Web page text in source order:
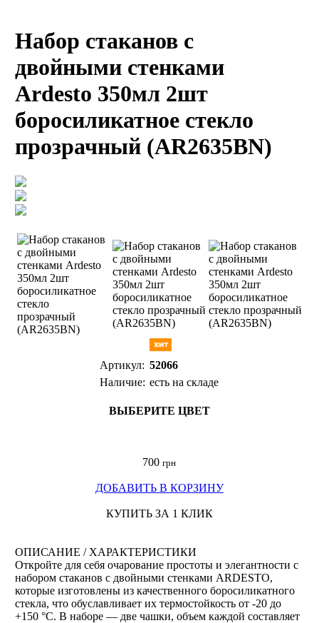
Набор стаканов с
двойными стенками
Ardesto 350мл 2шт
боросиликатное стекло
прозрачный (AR2635BN)
Артикул: 52066
Наличие: есть на складе
ВЫБЕРИТЕ ЦВЕТ
700грн
ДОБАВИТЬ В КОРЗИНУ
КУПИТЬ ЗА 1 КЛИК
ОПИСАНИЕ / ХАРАКТЕРИСТИКИ
Откройте для себя очарование простоты и элегантности с
набором стаканов с двойными стенками ARDESTO,
которые изготовлены из качественного боросиликатного
стекла, что обуславливает их термостойкость от -20 до
+150 °C. В наборе — две чашки, объем каждой составляет